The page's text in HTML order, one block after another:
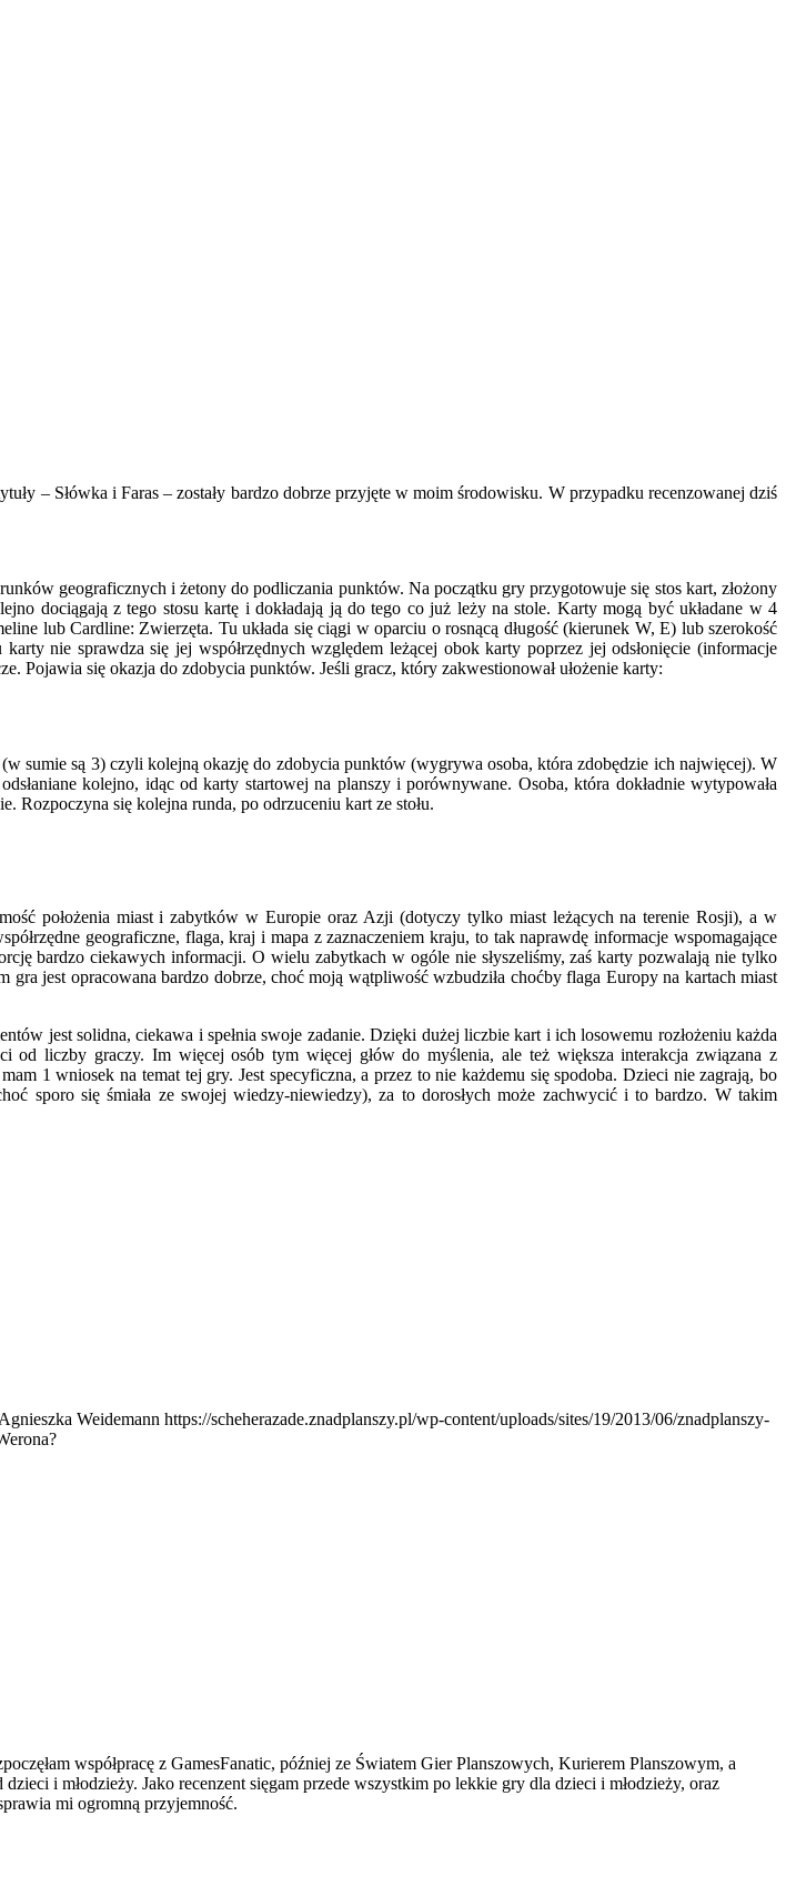
– Słówka i Faras – zostały bardzo dobrze przyjęte w moim środowisku. W przypadku recenzowanej dziś
geograficznych i żetony do podliczania punktów. Na początku gry przygotowuje się stos kart, złożony
dociągają z tego stosu kartę i dokładają ją do tego co już leży na stole. Karty mogą być układane w 4
lub Cardline: Zwierzęta. Tu układa się ciągi w oparciu o rosnącą długość (kierunek W, E) lub szerokość
nie sprawdza się jej współrzędnych względem leżącej obok karty poprzez jej odsłonięcie (informacje
Pojawia się okazja do zdobycia punktów. Jeśli gracz, który zakwestionował ułożenie karty:
sumie są 3) czyli kolejną okazję do zdobycia punktów (wygrywa osoba, która zdobędzie ich najwięcej). W
kolejno, idąc od karty startowej na planszy i porównywane. Osoba, która dokładnie wytypowała
Rozpoczyna się kolejna runda, po odrzuceniu kart ze stołu.
położenia miast i zabytków w Europie oraz Azji (dotyczy tylko miast leżących na terenie Rosji), a w
geograficzne, flaga, kraj i mapa z zaznaczeniem kraju, to tak naprawdę informacje wspomagające
bardzo ciekawych informacji. O wielu zabytkach w ogóle nie słyszeliśmy, zaś karty pozwalają nie tylko
jest opracowana bardzo dobrze, choć moją wątpliwość wzbudziła choćby flaga Europy na kartach miast
jest solidna, ciekawa i spełnia swoje zadanie. Dzięki dużej liczbie kart i ich losowemu rozłożeniu każda
liczby graczy. Im więcej osób tym więcej głów do myślenia, ale też większa interakcja związana z
1 wniosek na temat tej gry. Jest specyficzna, a przez to nie każdemu się spodoba. Dzieci nie zagrają, bo
sporo się śmiała ze swojej wiedzy-niewiedzy), za to dorosłych może zachwycić i to bardzo. W takim
Agnieszka Weidemann https://scheherazade.znadplanszy.pl/wp-content/uploads/sites/19/2013/06/znadplanszy-
współpracę z GamesFanatic, później ze Światem Gier Planszowych, Kurierem Planszowym, a
i młodzieży. Jako recenzent sięgam przede wszystkim po lekkie gry dla dzieci i młodzieży, oraz
mi ogromną przyjemność.